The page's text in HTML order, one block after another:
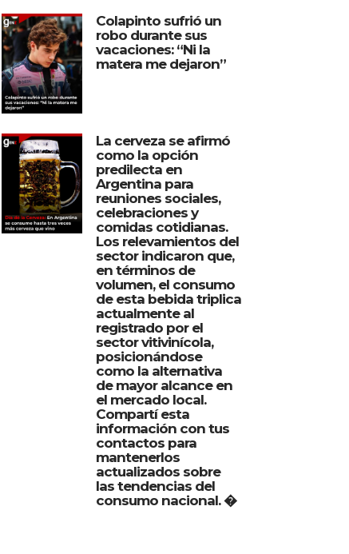
Colapinto sufrió un
robo durante sus
vacaciones: “Ni la
matera me dejaron”
La cerveza se afirmó
como la opción
predilecta en
Argentina para
reuniones sociales,
celebraciones y
comidas cotidianas.
Los relevamientos del
sector indicaron que,
en términos de
volumen, el consumo
de esta bebida triplica
actualmente al
registrado por el
sector vitivinícola,
posicionándose
como la alternativa
de mayor alcance en
el mercado local.
Compartí esta
información con tus
contactos para
mantenerlos
actualizados sobre
las tendencias del
consumo nacional. �